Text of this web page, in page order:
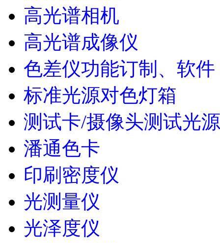
高光谱相机
高光谱成像仪
色差仪功能订制、软件
标准光源对色灯箱
测试卡/摄像头测试光
潘通色卡
印刷密度仪
光测量仪
光泽度仪